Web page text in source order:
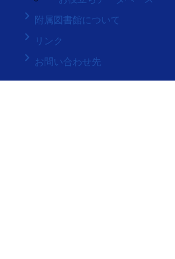
keyboard_arrow_right 附属図書館について
keyboard_arrow_right リンク
keyboard_arrow_right お問い合わせ先